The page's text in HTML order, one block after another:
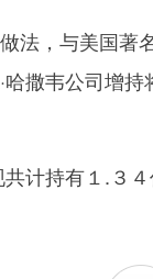
，与美国著
撒韦公司增
计持有１.３